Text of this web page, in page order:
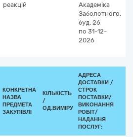
реакцій
Академіка
Заболотного,
буд. 26
по 31-12-
2026
КОНКРЕТНА
НАЗВА
ПРЕДМЕТА
ЗАКУПІВЛІ
КІЛЬКІСТЬ
/
ОД.ВИМІРУ
АДРЕСА
ДОСТАВКИ /
СТРОК
ПОСТАВКИ/
ВИКОНАННЯ
РОБІТ/
НАДАННЯ
ПОСЛУГ: